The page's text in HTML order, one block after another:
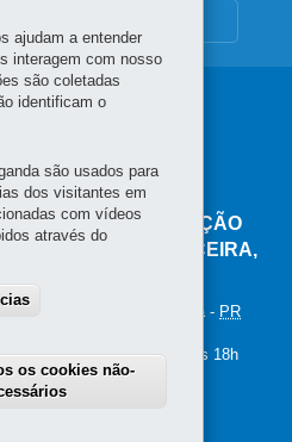
DA FAZENDA
DE EXECUÇÃO
FINANCEIRA,
Curitiba- PR
8h30 às 12h e das 13h30 às 18h
ajudam a entender
interagem com nosso
são coletadas
identificam o
são usados para
dos visitantes em
com vídeos
através do
os cookies não-